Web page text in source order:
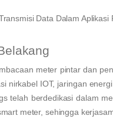
Data Dalam Aplikasi
meter pintar dan
nirkabel IOT, jaringan
telah berdedikasi dalam
meter, sehingga